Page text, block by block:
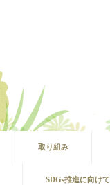
取り組み
SDGs推進に向けて